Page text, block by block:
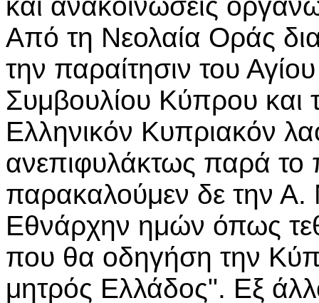
Από τη Νεολαία Οράς
την παραίτησιν του
Συμβουλίου Κύπρου και
Ελληνικόν Κυπριακόν
ανεπιφυλάκτως παρά το
παρακαλούμεν δε την Α.
Εθνάρχην ημών όπως
που θα οδηγήση την
μητρός Ελλάδος". Εξ